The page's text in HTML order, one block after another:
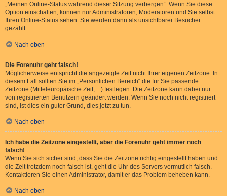
„Meinen Online-Status während dieser Sitzung verbergen“. Wenn Sie diese
Option einschalten, können nur Administratoren, Moderatoren und Sie selbst
Ihren Online-Status sehen. Sie werden dann als unsichtbarer Besucher
gezählt.
Nach oben
Die Forenuhr geht falsch!
Möglicherweise entspricht die angezeigte Zeit nicht Ihrer eigenen Zeitzone. In
diesem Fall sollten Sie im „Persönlichen Bereich“ die für Sie passende
Zeitzone (Mitteleuropäische Zeit, ...) festlegen. Die Zeitzone kann dabei nur
von registrierten Benutzern geändert werden. Wenn Sie noch nicht registriert
sind, ist dies ein guter Grund, dies jetzt zu tun.
Nach oben
Ich habe die Zeitzone eingestellt, aber die Forenuhr geht immer noch
falsch!
Wenn Sie sich sicher sind, dass Sie die Zeitzone richtig eingestellt haben und
die Zeit trotzdem noch falsch ist, geht die Uhr des Servers vermutlich falsch.
Kontaktieren Sie einen Administrator, damit er das Problem beheben kann.
Nach oben